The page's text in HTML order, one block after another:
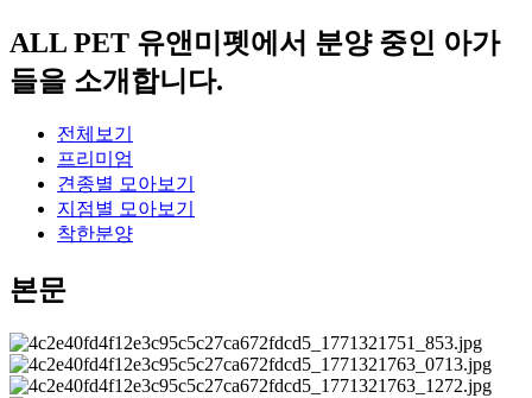
ALL PET 유앤미펫에서 분양 중인 아가
들을 소개합니다.
전체보기
프리미엄
견종별 모아보기
지점별 모아보기
착한분양
본문